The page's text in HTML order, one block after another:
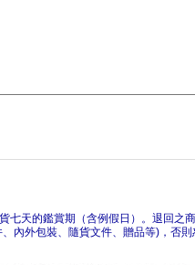
七天的鑑賞期（含例假日）。退回之
內外包裝、隨貨文件、贈品等)，否則